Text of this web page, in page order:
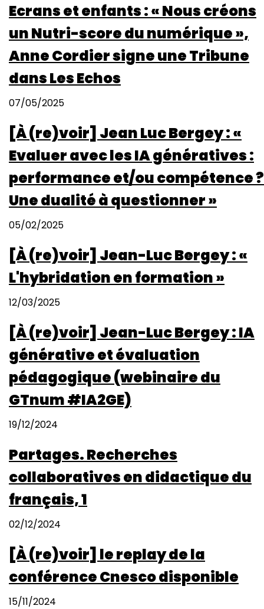
Ecrans et enfants : « Nous créons
un Nutri-score du numérique »,
Anne Cordier signe une Tribune
dans Les Echos
07/05/2025
[À (re)voir] Jean Luc Bergey : «
Evaluer avec les IA génératives :
performance et/ou compétence ?
Une dualité à questionner »
05/02/2025
[À (re)voir] Jean-Luc Bergey : «
L'hybridation en formation »
12/03/2025
[À (re)voir] Jean-Luc Bergey : IA
générative et évaluation
pédagogique (webinaire du
GTnum #IA2GE)
19/12/2024
Partages. Recherches
collaboratives en didactique du
français, 1
02/12/2024
[À (re)voir] le replay de la
conférence Cnesco disponible
15/11/2024